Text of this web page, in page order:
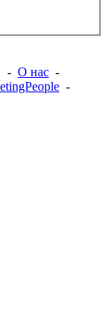
- О нас -
-